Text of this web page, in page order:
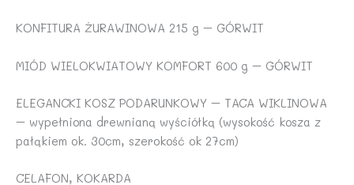
KONFITURA ŻURAWINOWA 215 g – GÓRWIT
MIÓD WIELOKWIATOWY KOMFORT 600 g – GÓRWIT
ELEGANCKI KOSZ PODARUNKOWY – TACA WIKLINOWA
– wypełniona drewnianą wyściółką (wysokość kosza z
pałąkiem ok. 30cm, szerokość ok 27cm)
CELAFON, KOKARDA